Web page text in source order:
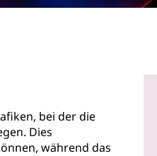
bei der die
Dies
während das